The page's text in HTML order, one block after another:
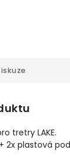
tretry LAKE.
2x plastová